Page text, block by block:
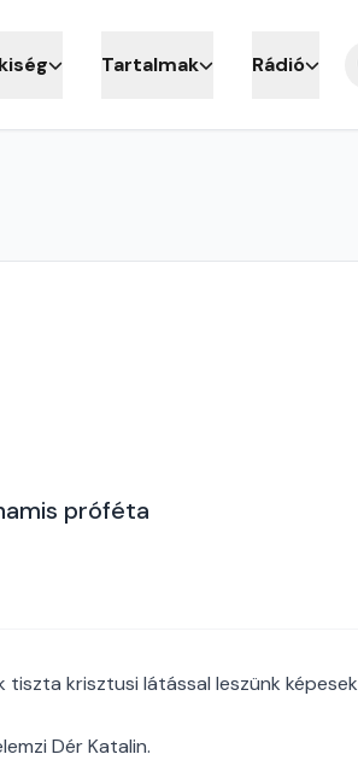
Tartalmak Rádió
próféta
krisztusi látással leszünk képesek
Dér Katalin.